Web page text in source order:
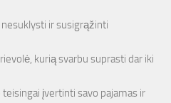
ir susigrąžinti
kurią svarbu suprasti dar iki
įvertinti savo pajamas ir